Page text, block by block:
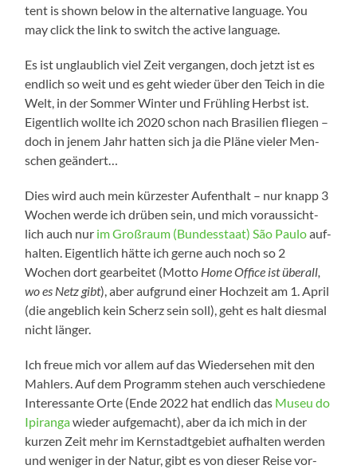
tent is shown below in the alter­na­ti­ve lan­guage. You
may click the link to switch the acti­ve language.
Es ist unglaub­lich viel Zeit ver­gan­gen, doch jetzt ist es
end­lich so weit und es geht wie­der über den Teich in die
Welt, in der Som­mer Win­ter und Früh­ling Herbst ist.
Eigent­lich woll­te ich 2020 schon nach Bra­si­li­en flie­gen –
doch in jenem Jahr hat­ten sich ja die Plä­ne vie­ler Men­
schen geändert…
Dies wird auch mein kür­zes­ter Auf­ent­halt – nur knapp 3
Wochen wer­de ich drü­ben sein, und mich vor­aus­sicht­
lich auch nur im Groß­raum (Bun­des­staat) São Pau­loauf­
hal­ten. Eigent­lich hät­te ich ger­ne auch noch so 2
Wochen dort gear­bei­tet (Mot­to Home Office ist über­all,
wo es Netz gibt), aber auf­grund einer Hoch­zeit am 1. April
(die angeb­lich kein Scherz sein soll), geht es halt dies­mal
nicht länger.
Ich freue mich vor allem auf das Wie­der­se­hen mit den
Mahlers. Auf dem Pro­gramm ste­hen auch ver­schie­de­ne
Inter­es­san­te Orte (Ende 2022 hat end­lich das Museu do
Ipi­ran­gawie­der auf­ge­macht), aber da ich mich in der
kur­zen Zeit mehr im Kern­stadt­ge­biet auf­hal­ten wer­den
und weni­ger in der Natur, gibt es von die­ser Rei­se vor­